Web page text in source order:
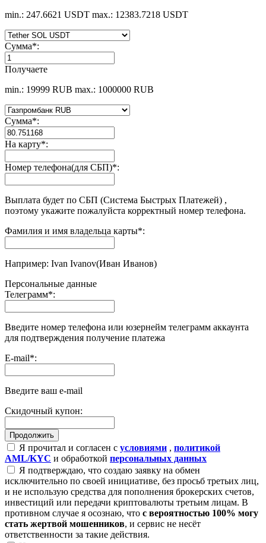
min.: 247.6621 USDT max.: 12383.7218 USDT
Сумма*:
Получаете
min.: 19999 RUB max.: 1000000 RUB
Сумма*:
На карту*:
Номер телефона(для СБП)*:
Выплата будет по СБП (Система Быстрых Платежей) ,
поэтому укажите пожалуйста корректный номер телефона.
Фамилия и имя владельца карты*:
Например: Ivan Ivanov(Иван Иванов)
Персональные данные
Телеграмм*:
Введите номер телефона или юзернейм телеграмм аккаунта
для подтверждения получение платежа
E-mail*:
Введите ваш e-mail
Скидочный купон:
Я прочитал и согласен с условиями , политикой
AML/KYC и обработкой персональных данных
Я подтверждаю, что создаю заявку на обмен
исключительно по своей инициативе, без просьб третьих лиц,
и не использую средства для пополнения брокерских счетов,
инвестиций или передачи криптовалюты третьим лицам. В
противном случае я осознаю, что с вероятностью 100% могу
стать жертвой мошенников, и сервис не несёт
ответственности за такие действия.